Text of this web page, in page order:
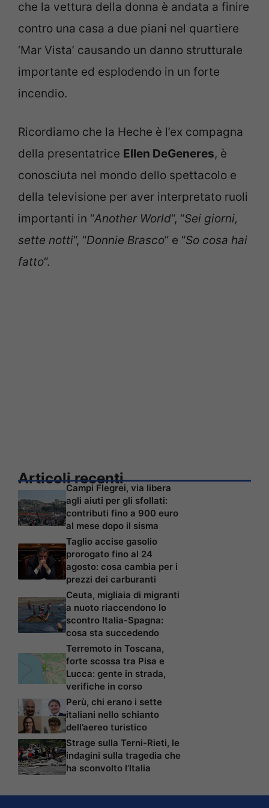
che la vettura della donna è andata a finire
contro una casa a due piani nel quartiere
‘Mar Vista’ causando un danno strutturale
importante ed esplodendo in un forte
incendio.
Ricordiamo che la Heche è l’ex compagna
della presentatrice Ellen DeGeneres, è
conosciuta nel mondo dello spettacolo e
della televisione per aver interpretato ruoli
importanti in “Another World“, “Sei giorni,
sette notti“, “Donnie Brasco” e “So cosa hai
fatto“.
Articoli recenti
Campi Flegrei, via libera
agli aiuti per gli sfollati:
contributi fino a 900 euro
al mese dopo il sisma
Taglio accise gasolio
prorogato fino al 24
agosto: cosa cambia per i
prezzi dei carburanti
Ceuta, migliaia di migranti
a nuoto riaccendono lo
scontro Italia-Spagna:
cosa sta succedendo
Terremoto in Toscana,
forte scossa tra Pisa e
Lucca: gente in strada,
verifiche in corso
Perù, chi erano i sette
italiani nello schianto
dell’aereo turistico
Strage sulla Terni-Rieti, le
indagini sulla tragedia che
ha sconvolto l’Italia